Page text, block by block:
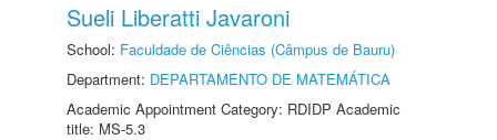
Sueli Liberatti Javaroni
School: Faculdade de Ciências (Câmpus de Bauru)
Department: DEPARTAMENTO DE MATEMÁTICA
Academic Appointment Category: RDIDP Academic
title: MS-5.3